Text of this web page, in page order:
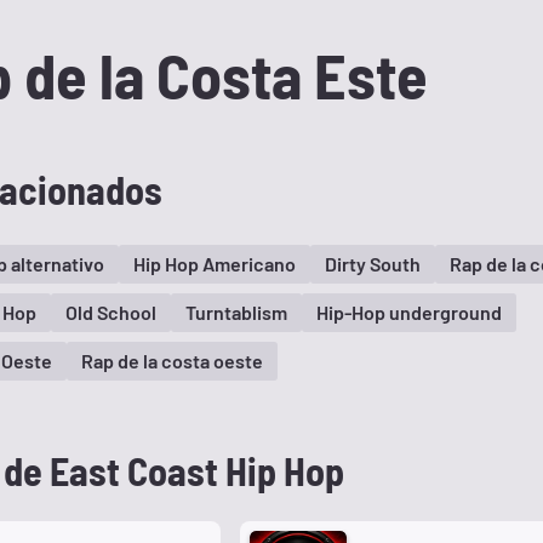
de la Costa Este
alternativo Hip Hop Americano Dirty South Rap de la
Old School Turntablism Hip-Hop underground
Rap de la costa oeste
East Coast Hip Hop